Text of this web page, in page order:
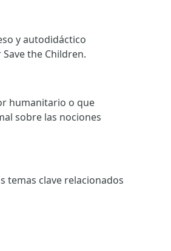
y autodidáctico
the Children.
humanitario o que
sobre las nociones
temas clave relacionados